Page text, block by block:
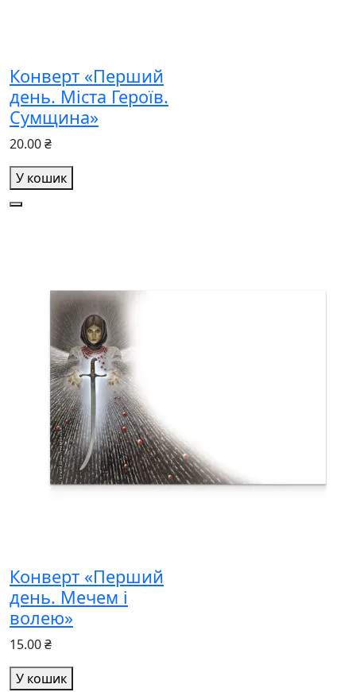
Конверт «Перший
день. Міста Героїв.
Сумщина»
20.00 ₴
У кошик
Конверт «Перший
день. Мечем і
волею»
15.00 ₴
У кошик